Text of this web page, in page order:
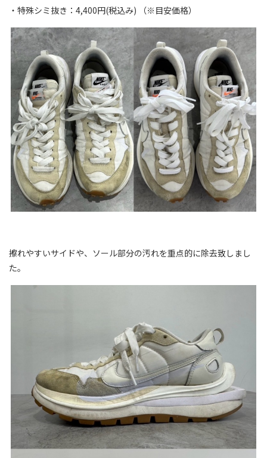
・特殊シミ抜き：4,400円(税込み) （※目安価格）
擦れやすいサイドや、ソール部分の汚れを重点的に除去致しまし
た。